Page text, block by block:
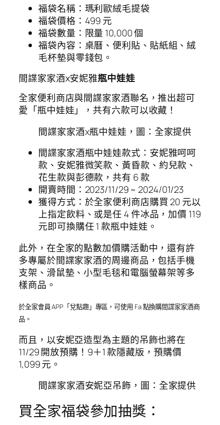
福袋名稱：瑪利歐絨毛提袋
福袋價格：499 元
福袋數量：限量 10,000 個
福袋內容：桌曆、便利貼、貼紙組、絨
毛杯墊與零錢包。
間諜家家酒x安妮雅瓶中娃娃
全家便利商店與間諜家家酒聯名，推出超可
愛「瓶中娃娃」，共有六款可以收藏！
間諜家家酒x瓶中娃娃，圖：全家提供
間諜家家酒瓶中娃娃款式：安妮雅呵呵
款、安妮雅微笑款、黃昏款、約兒款、
花生款與彭德款，共有 6 款
開賣時間：2023/11/29 ~ 2024/01/23
獲得方式：於全家便利商店購買 20 元以
上指定飲料、或是任 4 件冰品，加價 119
元即可換購任 1 款瓶中娃娃。
此外，在全家的點數加價購活動中，還有許
多專屬於間諜家家酒的周邊商品，包括手機
支架、滑鼠墊、小型毛毯和電腦螢幕架等多
樣商品。
於全家會員 APP「兌點趣」專區，可使用 Fa 點換購間諜家家酒商
品。
而且，以安妮亞造型為主題的吊飾也將在
11/29 開放預購！9＋1 款隱藏版，預購價
1,099 元。
間諜家家酒安妮亞吊飾，圖：全家提供
買全家福袋參加抽獎：